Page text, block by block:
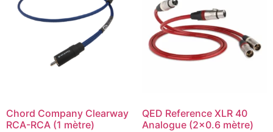
Chord Company Clearway
RCA-RCA (1 mètre)
QED Reference XLR 40
Analogue (2×0.6 mètre)